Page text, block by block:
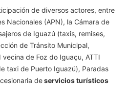
de diversos actores, entre
Nacionales (APN), la Cámara de
de Iguazú (taxis, remises,
de Tránsito Municipal,
de Foz do Iguaçu, ATTI
taxi de Puerto Iguazú), Paradas
deservicios turísticos